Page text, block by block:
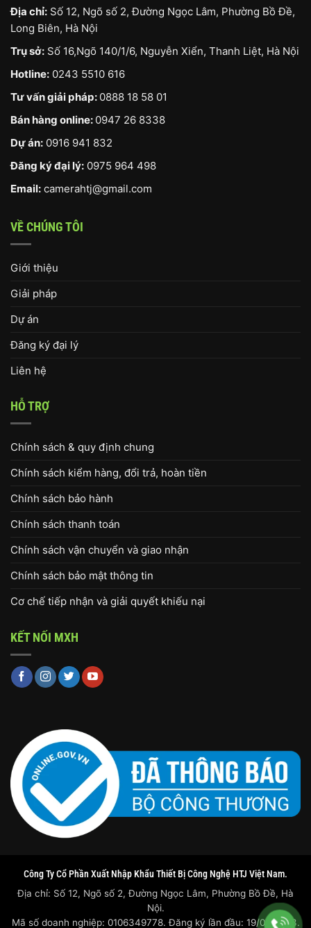
Địa chỉ: Số 12, Ngõ số 2, Đường Ngọc Lâm, Phường Bồ Đề,
Long Biên, Hà Nội
Trụ sở: Số 16,Ngõ 140/1/6, Nguyễn Xiển, Thanh Liệt, Hà Nội
Hotline: 0243 5510 616
Tư vấn giải pháp: 0888 18 58 01
Bán hàng online: 0947 26 8338
Dự án: 0916 941 832
Đăng ký đại lý: 0975 964 498
Email: camerahtj@gmail.com
VỀ CHÚNG TÔI
Giới thiệu
Giải pháp
Dự án
Đăng ký đại lý
Liên hệ
HỖ TRỢ
Chính sách & quy định chung
Chính sách kiểm hàng, đổi trả, hoàn tiền
Chính sách bảo hành
Chính sách thanh toán
Chính sách vận chuyển và giao nhận
Chính sách bảo mật thông tin
Cơ chế tiếp nhận và giải quyết khiếu nại
KẾT NỐI MXH
Công Ty Cổ Phần Xuất Nhập Khẩu Thiết Bị Công Nghệ HTJ Việt Nam.
Địa chỉ: Số 12, Ngõ số 2, Đường Ngọc Lâm, Phường Bồ Đề, Hà
Nội.
Mã số doanh nghiệp: 0106349778. Đăng ký lần đầu: 19/07/2023.